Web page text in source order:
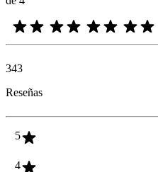
343
Reseñas
5
4